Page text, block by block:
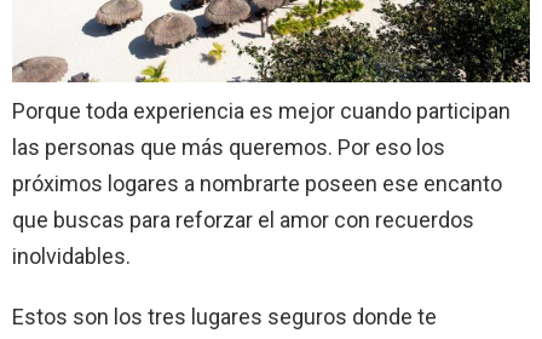
Porque toda experiencia es mejor cuando participan
las personas que más queremos. Por eso los
próximos logares a nombrarte poseen ese encanto
que buscas para reforzar el amor con recuerdos
inolvidables.
Estos son los tres lugares seguros donde te